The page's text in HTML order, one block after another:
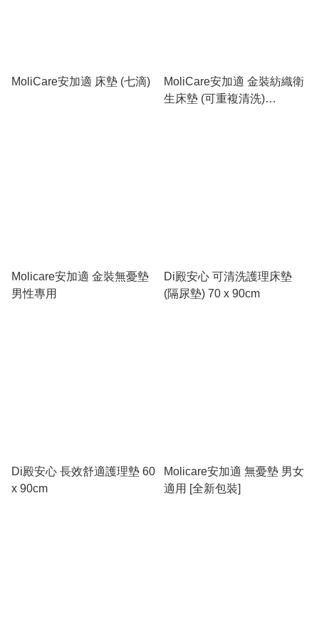
MoliCare安加適 床墊 (七滴)
MoliCare安加適 金裝紡織衛
生床墊 (可重複清洗)
Molicare安加適 金裝無憂墊
男性專用
Di殿安心 可清洗護理床墊
(隔尿墊) 70 x 90cm
Di殿安心 長效舒適護理墊 60
x 90cm
Molicare安加適 無憂墊 男女
適用 [全新包裝]